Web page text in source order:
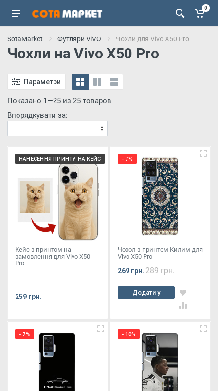
0
SotaMarket Футляри ViVO Чохли для Vivo X50 Pro
Чохли на Vivo X50 Pro
Параметри
Показано 1—25 из 25 товаров
Впорядкувати за:
НАНЕСЕННЯ ПРИНТУ НА КЕЙС
Кейс з принтом на
замовлення для Vivo X50
Pro
259 грн.
- 7%
Чохол з принтом Килим для
Vivo X50 Pro
269 грн. 289 грн.
Додати у
кошик
- 7% - 10%